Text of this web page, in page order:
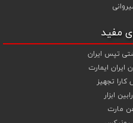
مفید
تپس ایران
ایمارت
تجهیز
ابزار
مارت